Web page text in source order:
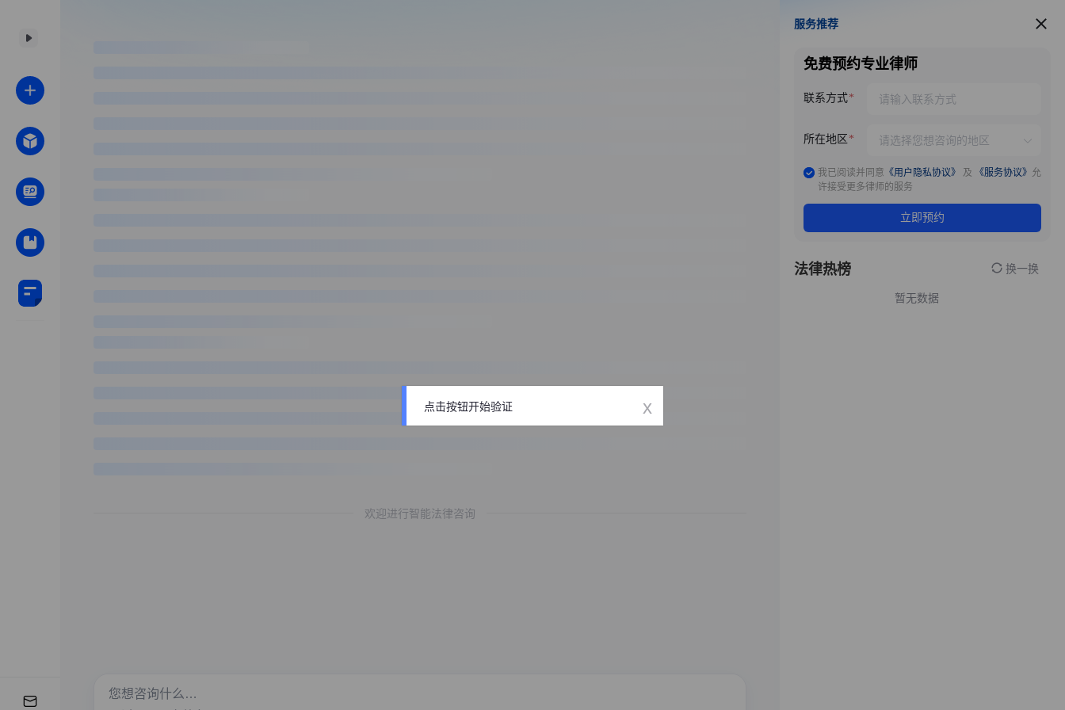
欢迎进行智能法律咨询
服务推荐
服务推荐
免费预约专业律师
联系方式
所在地区
我已阅读并同意 《用户隐私协议》 及 《服务协议》 允
许接受更多律师的服务
立即预约
法律热榜 换一换
暂无数据
点击按钮开始验证 x